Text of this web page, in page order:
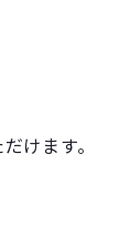
けます。